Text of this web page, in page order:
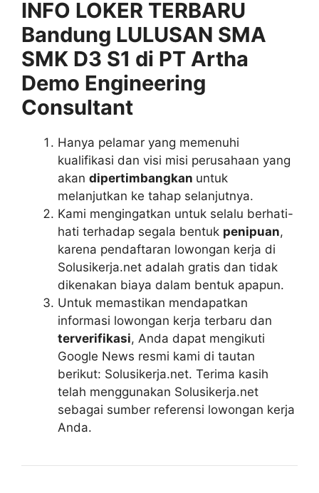
INFO LOKER TERBARU
Bandung LULUSAN SMA
SMK D3 S1 di PT Artha
Demo Engineering
Consultant
Hanya pelamar yang memenuhi
kualifikasi dan visi misi perusahaan yang
akan dipertimbangkan untuk
melanjutkan ke tahap selanjutnya.
Kami mengingatkan untuk selalu berhati-
hati terhadap segala bentuk penipuan,
karena pendaftaran lowongan kerja di
Solusikerja.net adalah gratis dan tidak
dikenakan biaya dalam bentuk apapun.
Untuk memastikan mendapatkan
informasi lowongan kerja terbaru dan
terverifikasi, Anda dapat mengikuti
Google News resmi kami di tautan
berikut: Solusikerja.net. Terima kasih
telah menggunakan Solusikerja.net
sebagai sumber referensi lowongan kerja
Anda.